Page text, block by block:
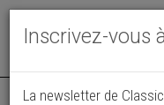
Annonce actualisée le
Inscrivez-vous
La newsletter de